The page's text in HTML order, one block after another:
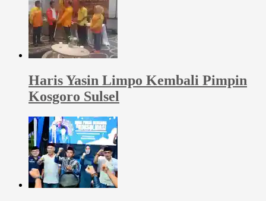
Haris Yasin Limpo Kembali Pimpin
Kosgoro Sulsel